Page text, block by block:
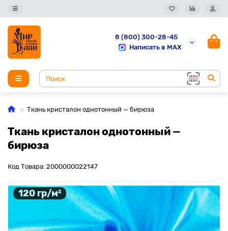
8 (800) 300-28-45
Написать в MAX
Ткань кристалон однотонный — бирюза
Ткань кристалон однотонный —
бирюза
Код Товара: 2000000022147
120 гр/м²